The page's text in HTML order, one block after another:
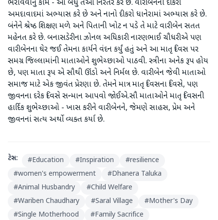
ભરાવવાનું કામ - આ બધું તેઓ નિરંતર કરે છે. વારીબેનની દીકરી
અમદાવાદમાં અભ્યાસ કરે છે અને નાનો દીકરો ધાનેરામાં અભ્યાસ કરે છે.
બંનેને શ્રેષ્ઠ શિક્ષણ મળે અને પિતાની ખોટ ન પડે તે માટે વારીબેન સતત
મહેનત કરે છે. બનાસડેરીના ઝોનલ અધિકારી નારણભાઈ ચૌધરીએ પણ
વારીબેનના ઘેર જઈ તેમના કાર્યને વંદન કર્યું હતું અને આ માતૃ દિવસ પર
સમગ્ર જિલ્લામાંની માતાઓને શુભેચ્છાઓ પાઠવી. સ્ત્રીના અનેક રૂપ હોય
છે, પણ માતા રૂપ એ સૌથી ઊંડો અને નિર્મલ છે. વારીબેન જેવી માતાઓ
સમાજ માટે એક જીવંત પ્રેરણા છે. તેમને માત્ર માતૃ દિવસના દિવસે, પણ
જીવનના દરેક દિવસે સન્માન આપવો જોઈએ.સૌ માતાઓને માતૃ દિવસની
હાર્દિક શુભેચ્છાઓ - ખાસ કરીને વારીબેનને, જેમણે સાહસ, પ્રેમ અને
જીવનનાં સત્ય અર્થો વ્યક્ત કર્યા છે.
ટેગ્સ: #Education #Inspiration #resilience
#women's empowerment #Dhanera Taluka
#Animal Husbandry #Child Welfare
#Wariben Chaudhary #Saral Village #Mother's Day
#Single Motherhood #Family Sacrifice